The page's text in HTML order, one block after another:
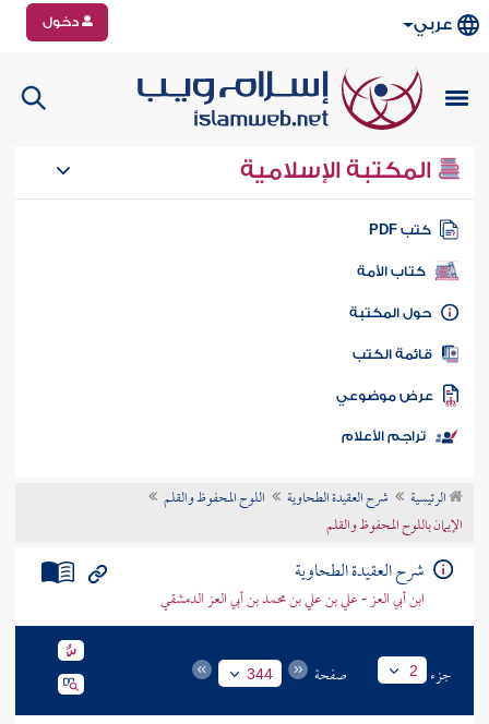
عربي دخول
المكتبة الإسلامية
كتب PDF
كتاب الأمة
المكتبة
الكتب
موضوعي
تراجم الأعلام
الرئيسية شرح العقيدة الطحاوية
اللوح المحفوظ والقلم
الإيمان باللوح المحفوظ والقلم
شرح العقيدة الطحاوية
ابن أبي العز - علي بن علي بن محمد بن أبي العز الدمشقي
جزء 2 صفحة 344